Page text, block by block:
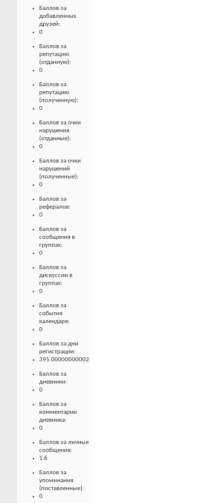
Баллов за
добавленных
друзей:
0
Баллов за
репутацию
(отданную):
0
Баллов за
репутацию
(полученную):
0
Баллов за очки
нарушения
(отданные):
0
Баллов за очки
нарушений
(полученные):
0
Баллов за
рефералов:
0
Баллов за
сообщения в
группах:
0
Баллов за
дискуссии в
группах:
0
Баллов за
события
календаря:
0
Баллов за дни
регистрации:
395.00000000002
Баллов за
дневники:
0
Баллов за
комментарии
дневника:
0
Баллов за личные
сообщения:
1.6
Баллов за
упоминания
(поставленные):
0